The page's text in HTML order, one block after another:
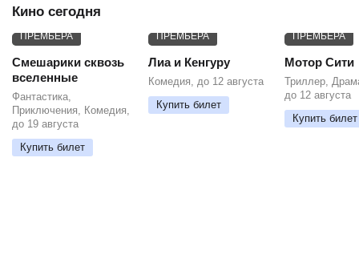
Кино сегодня
ПРЕМЬЕРА
Смешарики сквозь
вселенные
Фантастика,
Приключения, Комедия,
до 19 августа
Купить билет
ПРЕМЬЕРА
Лиа и Кенгуру
Комедия, до 12 августа
Купить билет
ПРЕМЬЕРА
Мотор Сити
Триллер,
до 12 августа
Купить билет